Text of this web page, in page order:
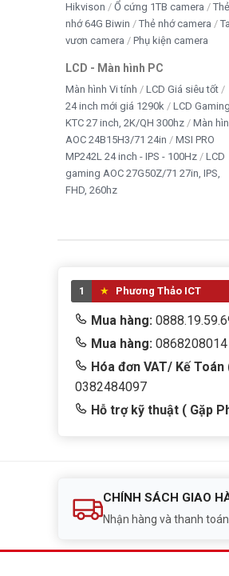
Hikvison
Ổ cứng 1TB camera
Thẻ
nhớ 64G Biwin
Thẻ nhớ camera
vươn camera
Phụ kiện camera
LCD - Màn hình PC
Màn hình Vi tính
LCD Giá siêu tốt
24 inch mới giá 1290k
LCD Gaming
KTC 27 inch, 2K/QH 300hz
Màn
AOC 24B15H3/71 24in
MSI PRO
MP242L 24 inch - IPS - 100Hz
LCD
gaming AOC 27G50Z/71 27in, IPS,
FHD, 260hz
1 Phương Thảo ICT
Mua hàng:
Mua hàng: 0868208014
Hóa đơn VAT/ Kế
0382484097
Hỗ trợ kỹ thuật ( Gặp
CHÍNH SÁCH GIAO
Nhận hàng và thanh toán